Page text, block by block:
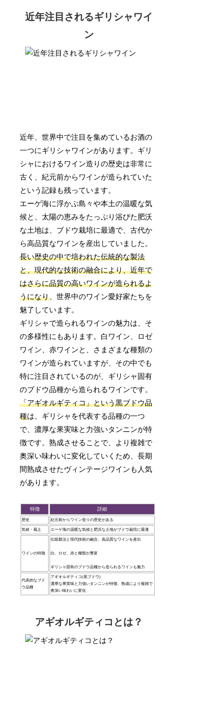
近年注目されるギリシャワイ
ン
近年、世界中で注目を集めているお酒の
一つにギリシャワインがあります。ギリ
シャにおけるワイン造りの歴史は非常に
古く、紀元前からワインが造られていた
という記録も残っています。
エーゲ海に浮かぶ島々や本土の温暖な気
候と、太陽の恵みをたっぷり浴びた肥沃
な土地は、ブドウ栽培に最適で、古代か
ら高品質なワインを産出していました。
長い歴史の中で培われた伝統的な製法
と、現代的な技術の融合により、近年で
はさらに品質の高いワインが造られるよ
うになり、世界中のワイン愛好家たちを
魅了しています。
ギリシャで造られるワインの魅力は、そ
の多様性にもあります。白ワイン、ロゼ
ワイン、赤ワインと、さまざまな種類の
ワインが造られていますが、その中でも
特に注目されているのが、ギリシャ固有
のブドウ品種から造られるワインです。
「アギオルギティコ」という黒ブドウ品
種は、ギリシャを代表する品種の一つ
で、濃厚な果実味と力強いタンニンが特
徴です。熟成させることで、より複雑で
奥深い味わいに変化していくため、長期
間熟成させたヴィンテージワインも人気
があります。
特徴 詳細
歴史 紀元前からワイン造りの歴史がある
気候・風土 エーゲ海の温暖な気候と肥沃な土地がブドウ栽培に最適
ワインの特徴
伝統製法と現代技術の融合、高品質なワインを産出
白、ロゼ、赤と種類が豊富
ギリシャ固有のブドウ品種から造られるワインも魅力
代表的なブド
ウ品種
アギオルギティコ(黒ブドウ)
濃厚な果実味と力強いタンニンが特徴、熟成により複雑で
奥深い味わいに変化
アギオルギティコとは？